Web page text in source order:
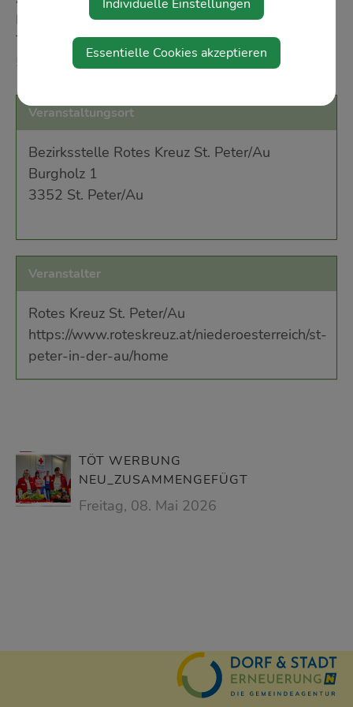
Kreuz-Bezirksstelle St. Peter/Au. Alle Infos zur
Team Österreich Tafel erhalten Sie unter 059 144
51 840.
Veranstaltungsort
Bezirksstelle Rotes Kreuz St. Peter/Au
Burgholz 1
3352 St. Peter/Au
Veranstalter
Rotes Kreuz St. Peter/Au
https://www.roteskreuz.at/niederoesterreich/st-
peter-in-der-au/home
TÖT WERBUNG
NEU_ZUSAMMENGEFÜGT
Freitag, 08. Mai 2026
Individuelle Einstellungen
Essentielle Cookies akzeptieren